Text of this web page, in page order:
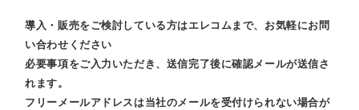
導入・販売をご検討している方はエレコムまで、お気軽にお問
い合わせください
必要事項をご入力いただき、送信完了後に確認メールが送信さ
れます。
フリーメールアドレスは当社のメールを受付けられない場合が